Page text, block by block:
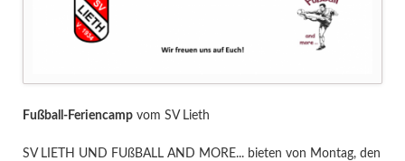
Fußball-Feriencampvom SV Lieth
SV LIETH UND FUßBALL AND MORE... bieten von Montag, den